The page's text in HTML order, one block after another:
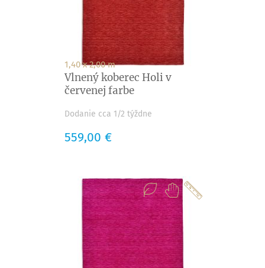
1,40 x 2,00 m
Vlnený koberec Holi v
červenej farbe
Dodanie cca 1/2 týždne
Cena
559,00 €